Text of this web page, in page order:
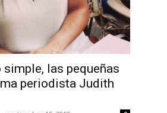
simple, las pequeñas
periodista Judith